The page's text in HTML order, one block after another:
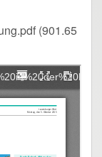
(901.65